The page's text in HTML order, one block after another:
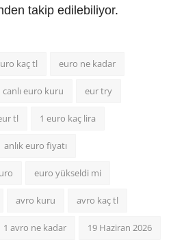
takip edilebiliyor.
kaç tl euro ne kadar
canlı euro kuru eur try
tl 1 euro kaç lira
anlık euro fiyatı
euro yükseldi mi
avro kuru avro kaç tl
1 avro ne kadar 19 Haziran 2026